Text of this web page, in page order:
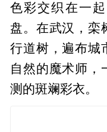
色彩交织在一
盘。在武汉，栾
行道树，遍布城
自然的魔术师，
测的斑斓彩衣。